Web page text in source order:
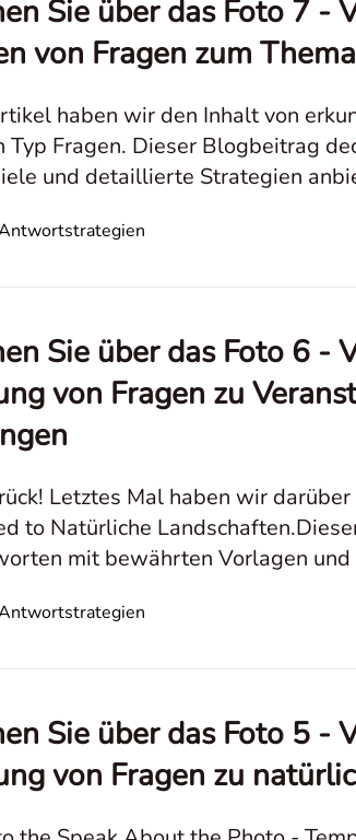
Sie über das Foto 7 -
von Fragen zum
haben wir den Inhalt von
Typ Fragen. Dieser Blogbeitrag
und detaillierte Strategien
Sie über das Foto 6 -
von Fragen zu
Letztes Mal haben wir
to Natürliche
mit bewährten Vorlagen
Sie über das Foto 5 -
von Fragen zu